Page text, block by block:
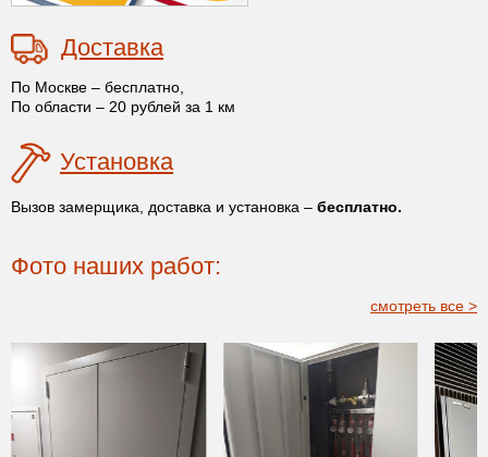
Доставка
По Москве – бесплатно,
По области – 20 рублей за 1 км
Установка
Вызов замерщика, доставка и установка – бесплатно.
Фото наших работ:
смотреть все >